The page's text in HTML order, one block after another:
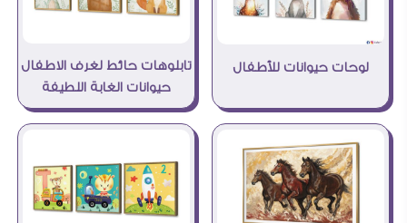
لوحات حيوانات للأطفال
تابلوهات حائط لغرف الاطفال
حيوانات الغابة اللطيفة